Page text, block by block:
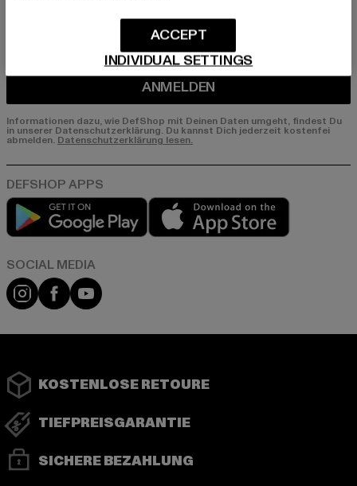
ANMELDEN
Informationen dazu, wie DefShop mit Deinen Daten umgeht, findest Du
in unserer Datenschutzerklärung. Du kannst Dich jederzeit kostenfei
abmelden. Datenschutzerklärung lesen.
Play market
Instagram
FacebookYouTube
KOSTENLOSE RETOURE
TIEFPREISGARANTIE
SICHERE BEZAHLUNG
INDIVIDUAL SETTINGS
ACCEPT